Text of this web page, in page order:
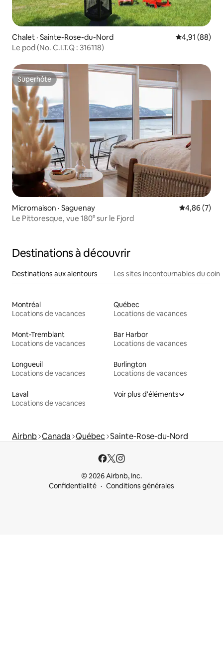
Chalet · Sainte-Rose-du-Nord Note
4,91 (88)
Le pod (No. C.I.T.Q : 316118)
Superhôte
Superhôte
Micromaison · Saguenay Note
4,86 (7)
Le Pittoresque, vue 180° sur le Fjord
Destinations à découvrir
Destinations aux alentours Les sites incontournables du coin
Montréal
Locations de vacances
Québec
Locations de vacances
Mont-Tremblant
Locations de vacances
Bar Harbor
Locations de vacances
Longueuil
Locations de vacances
Burlington
Locations de vacances
Laval
Locations de vacances
Voir plus d'éléments
Airbnb Canada Québec Sainte-Rose-du-Nord
© 2026 Airbnb, Inc.
Confidentialité
Conditions générales